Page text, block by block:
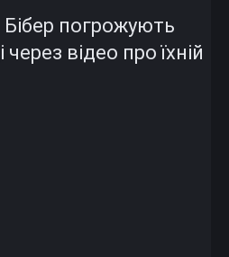
Бібер погрожують
відео про їхній